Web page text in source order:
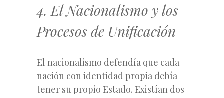
4. El Nacionalismo y los
Procesos de Unificación
El nacionalismo defendía que cada
nación con identidad propia debía
tener su propio Estado. Existían dos